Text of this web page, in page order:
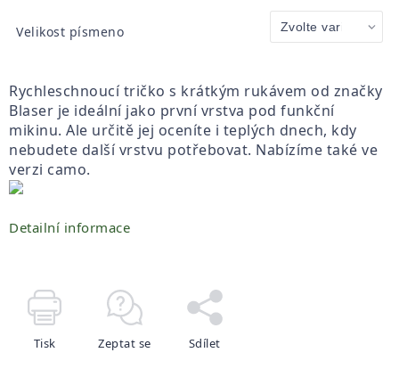
Velikost písmeno
Rychleschnoucí tričko s krátkým rukávem od značky
Blaser je ideální jako první vrstva pod funkční
mikinu. Ale určitě jej oceníte i teplých dnech, kdy
nebudete další vrstvu potřebovat. Nabízíme také ve
verzi camo.
Detailní informace
Tisk Zeptat se Sdílet